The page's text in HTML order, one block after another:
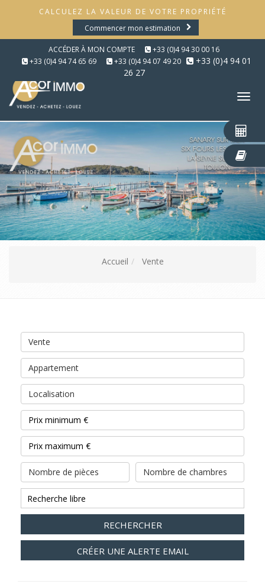
CALCULEZ LA VALEUR DE VOTRE PROPRIÉTÉ
Commencer mon estimation
ACCÉDER À MON COMPTE
+33 (0)4 94 30 00 16
+33 (0)4 94 74 65 69
+33 (0)4 94 07 49 20
+33 (0)4 94 01
26 27
Accueil Vente
Vente
Appartement
Localisation
Nombre de pièces Nombre de chambres
RECHERCHER
CRÉER UNE ALERTE EMAIL